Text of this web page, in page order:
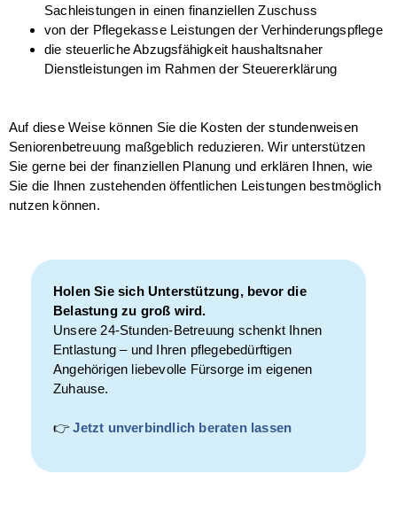
Sachleistungen in einen finanziellen Zuschuss
von der Pflegekasse Leistungen der Verhinderungspflege
die steuerliche Abzugsfähigkeit haushaltsnaher
Dienstleistungen im Rahmen der Steuererklärung
Auf diese Weise können Sie die Kosten der stundenweisen
Seniorenbetreuung maßgeblich reduzieren. Wir unterstützen
Sie gerne bei der finanziellen Planung und erklären Ihnen, wie
Sie die Ihnen zustehenden öffentlichen Leistungen bestmöglich
nutzen können.
Holen Sie sich Unterstützung, bevor die
Belastung zu groß wird.
Unsere 24-Stunden-Betreuung schenkt Ihnen
Entlastung – und Ihren pflegebedürftigen
Angehörigen liebevolle Fürsorge im eigenen
Zuhause.
👉Jetzt unverbindlich beraten lassen